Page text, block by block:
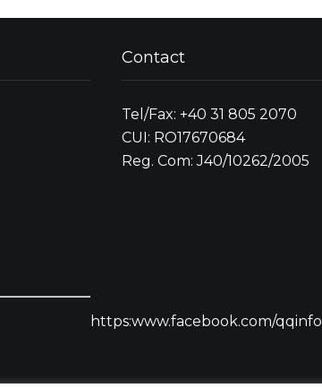
Contact
Tel/Fax: +40 31 805 2070
CUI: RO17670684
Reg. Com: J40/10262/2005
https:www.facebook.com/qqinfo